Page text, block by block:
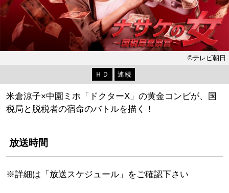
©テレビ朝日
ＨＤ 連続
米倉涼子×中園ミホ「ドクターX」の黄金コンビが、国
税局と脱税者の宿命のバトルを描く！
放送時間
※詳細は「放送スケジュール」をご確認下さい